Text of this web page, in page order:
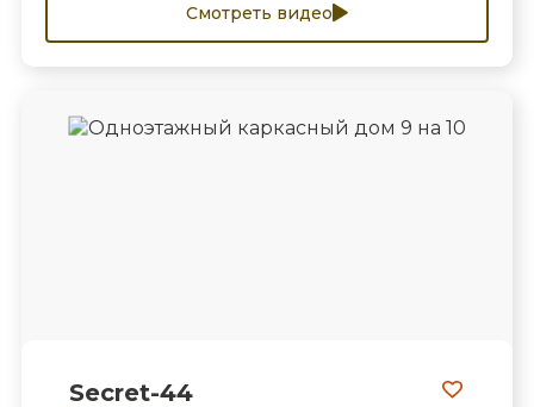
Смотреть видео
Secret-44